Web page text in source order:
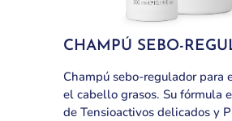
CHAMPÚ SEBO-
Champú sebo-regulador para
el cabello grasos. Su fórmula
de Tensioactivos delicados y